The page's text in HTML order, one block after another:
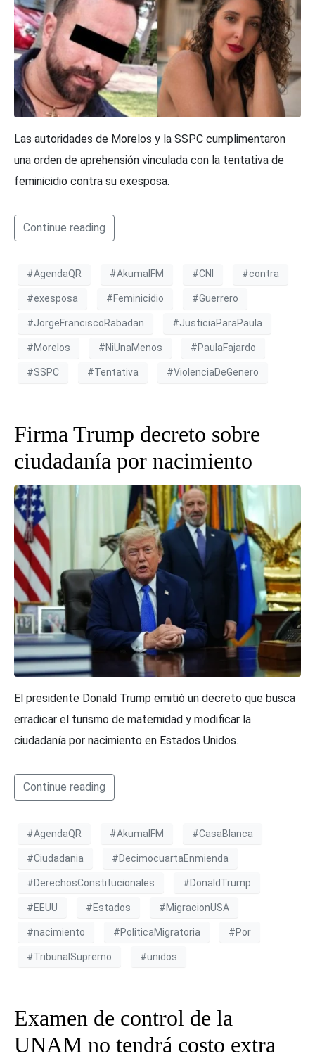
Las autoridades de Morelos y la SSPC cumplimentaron
una orden de aprehensión vinculada con la tentativa de
feminicidio contra su exesposa.
Continue reading
#AgendaQR #AkumalFM #CNI #contra
#exesposa #Feminicidio #Guerrero
#JorgeFranciscoRabadan #JusticiaParaPaula
#Morelos #NiUnaMenos #PaulaFajardo
#SSPC #Tentativa #ViolenciaDeGenero
Firma Trump decreto sobre
ciudadanía por nacimiento
El presidente Donald Trump emitió un decreto que busca
erradicar el turismo de maternidad y modificar la
ciudadanía por nacimiento en Estados Unidos.
Continue reading
#AgendaQR #AkumalFM #CasaBlanca
#Ciudadania #DecimocuartaEnmienda
#DerechosConstitucionales #DonaldTrump
#EEUU #Estados #MigracionUSA
#nacimiento #PoliticaMigratoria #Por
#TribunalSupremo #unidos
Examen de control de la
UNAM no tendrá costo extra